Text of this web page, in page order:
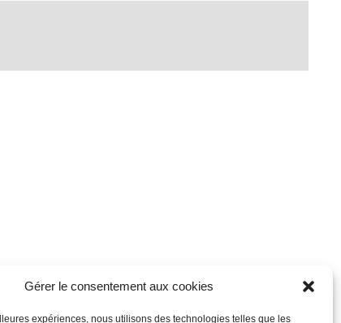
Gérer le consentement aux cookies
expériences, nous utilisons des technologies telles que les